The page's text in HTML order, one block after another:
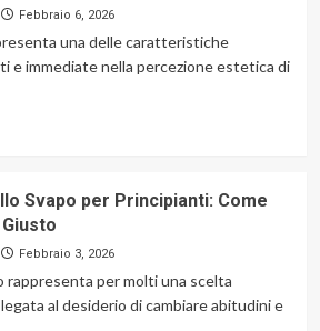
Febbraio 6, 2026
una delle caratteristiche
e immediate nella percezione estetica di
Svapo per Principianti: Come
Febbraio 3, 2026
rappresenta per molti una scelta
al desiderio di cambiare abitudini e